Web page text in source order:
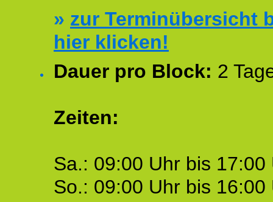
» zur Terminübersicht
hier klicken!
Dauer pro Block: 2
Zeiten:
Sa.: 09:00 Uhr bis 17:00
So.: 09:00 Uhr bis 16:00